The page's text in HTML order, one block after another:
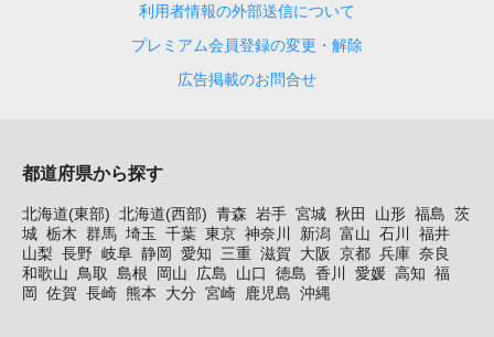
利用者情報の外部送信について
プレミアム会員登録の変更・解除
広告掲載のお問合せ
都道府県から探す
北海道(東部) 北海道(西部) 青森 岩手 宮城 秋田 山形 福島 茨
城 栃木 群馬 埼玉 千葉 東京 神奈川 新潟 富山 石川
福井
山梨 長野 岐阜 静岡 愛知 三重 滋賀 大阪 京都 兵庫 奈良
和歌山
鳥取 島根 岡山 広島 山口 徳島 香川 愛媛 高知 福
岡
佐賀 長崎 熊本 大分 宮崎 鹿児島 沖縄